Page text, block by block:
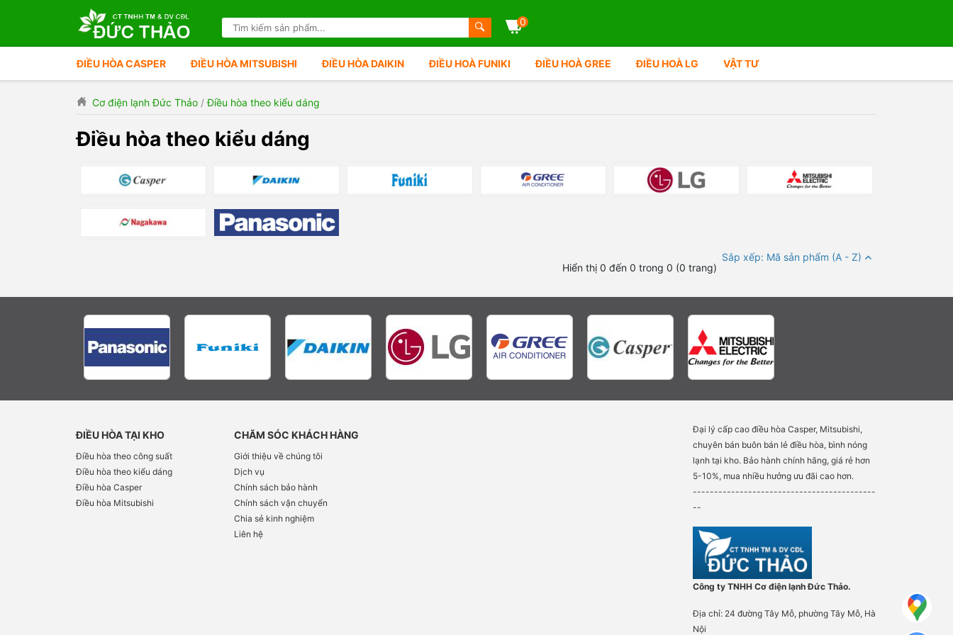
0
ĐIỀU HÒA CASPER ĐIỀU HÒA MITSUBISHI ĐIỀU HÒA DAIKIN ĐIỀU HOÀ FUNIKI ĐIỀU HOÀ GREE ĐIỀU HOÀ LG VẬT TƯ
Cơ điện lạnh Đức Thảo /Điều hòa theo kiểu dáng
Điều hòa theo kiểu dáng
Sắp xếp: Mã sản phẩm (A - Z)
Hiển thị 0 đến 0 trong 0 (0 trang)
ĐIỀU HÒA TẠI KHO
Điều hòa theo công suất
Điều hòa theo kiểu dáng
Điều hòa Casper
Điều hòa Mitsubishi
CHĂM SÓC KHÁCH HÀNG
Giới thiệu về chúng tôi
Dịch vụ
Chính sách bảo hành
Chính sách vận chuyển
Chia sẻ kinh nghiệm
Liên hệ
Đại lý cấp cao điều hòa Casper, Mitsubishi,
chuyên bán buôn bán lẻ điều hòa, bình nóng
lạnh tại kho. Bảo hành chính hãng, giá rẻ hơn
5-10%, mua nhiều hưởng ưu đãi cao hơn.
-------------------------------------------
--
Công ty TNHH Cơ điện lạnh Đức Thảo.
Địa chỉ: 24 đường Tây Mỗ, phường Tây Mỗ, Hà
Nội